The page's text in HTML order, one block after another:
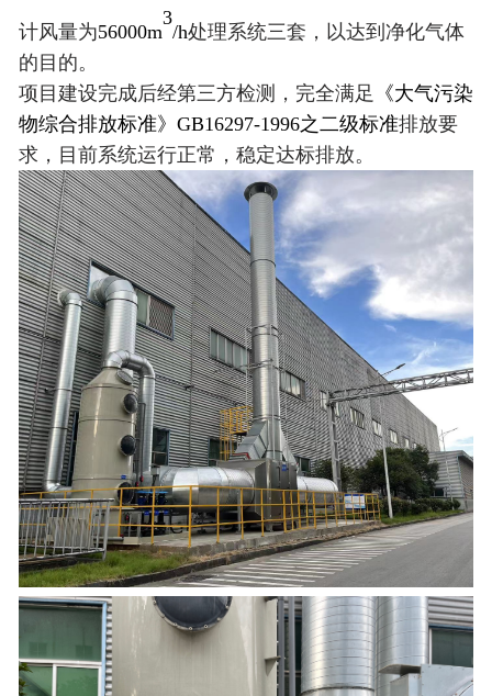
计风量为56000m
3
/h处理系统三套，以达到净化气体
的目的。
项目建设完成后经第三方检测，完全满足
《大气污染
物综合排放标准》GB16297-1996之二级标准排放要
求，目前系统运行正常，稳定达标排放。